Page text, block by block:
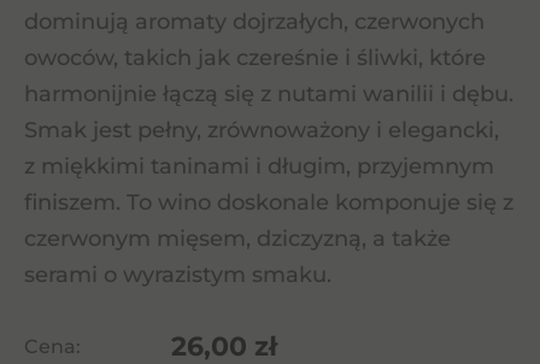
dominują aromaty dojrzałych, czerwonych
owoców, takich jak czereśnie i śliwki, które
harmonijnie łączą się z nutami wanilii i dębu.
Smak jest pełny, zrównoważony i elegancki,
z miękkimi taninami i długim, przyjemnym
finiszem. To wino doskonale komponuje się z
czerwonym mięsem, dziczyzną, a także
serami o wyrazistym smaku.
Cena: 26,00 zł